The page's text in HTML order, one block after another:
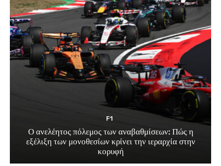
F1
Ο ανελέητος πόλεμος των αναβαθμίσεων: Πώς η
εξέλιξη των μονοθεσίων κρίνει την ιεραρχία στην
κορυφή